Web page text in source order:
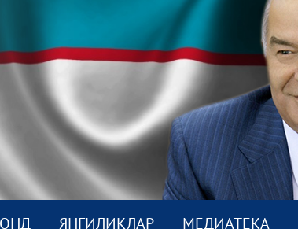
ЯНГИЛИКЛАР МEДИАТEКА